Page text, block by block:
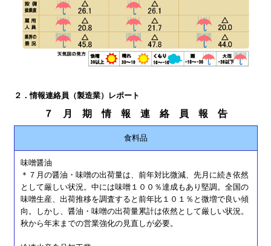
２．情報連絡員（製造業）レポート
７ 月 期 情 報 連 絡 員 報 告
食料品
味噌醤油
＊７月の醤油・味噌の出荷量は、前年対比微減、先月に続き依然
として厳しい状況。中には味噌１００％達成もあり堅調。全国の
味噌生産、出荷推移を調査すると前年比１０１％と微増で良い傾
向。しかし、醤油・味噌の出荷量累計は依然として厳しい状況。
秋から年末までの営業強化の見直しが必要。